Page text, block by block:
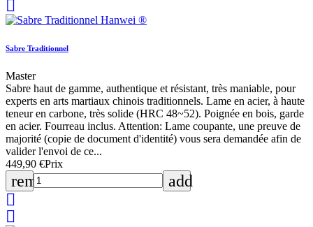

Sabre Traditionnel
Master
Sabre haut de gamme, authentique et résistant, très maniable, pour
experts en arts martiaux chinois traditionnels. Lame en acier, à haute
teneur en carbone, très solide (HRC 48~52). Poignée en bois, garde
en acier. Fourreau inclus. Attention: Lame coupante, une preuve de
majorité (copie de document d'identité) vous sera demandée afin de
valider l'envoi de ce...
449,90 €Prix
remove
add

